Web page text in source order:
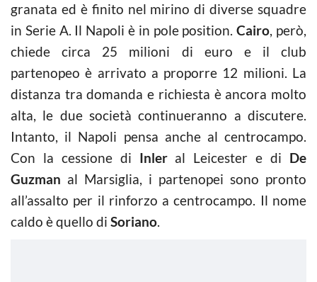
granata ed è finito nel mirino di diverse squadre
in Serie A. Il Napoli è in pole position.Cairo, però,
chiede circa 25 milioni di euro e il club
partenopeo è arrivato a proporre 12 milioni. La
distanza tra domanda e richiesta è ancora molto
alta, le due società continueranno a discutere.
Intanto, il Napoli pensa anche al centrocampo.
Con la cessione di Inleral Leicester e di De
Guzman al Marsiglia, i partenopei sono pronto
all’assalto per il rinforzo a centrocampo. Il nome
caldo è quello di Soriano.